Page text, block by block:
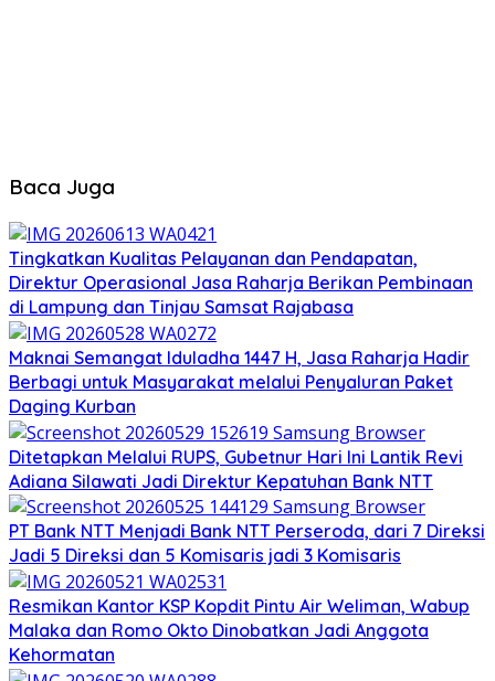
Baca Juga
Tingkatkan Kualitas Pelayanan dan Pendapatan,
Direktur Operasional Jasa Raharja Berikan Pembinaan
di Lampung dan Tinjau Samsat Rajabasa
Maknai Semangat Iduladha 1447 H, Jasa Raharja Hadir
Berbagi untuk Masyarakat melalui Penyaluran Paket
Daging Kurban
Ditetapkan Melalui RUPS, Gubetnur Hari Ini Lantik Revi
Adiana Silawati Jadi Direktur Kepatuhan Bank NTT
PT Bank NTT Menjadi Bank NTT Perseroda, dari 7 Direksi
Jadi 5 Direksi dan 5 Komisaris jadi 3 Komisaris
Resmikan Kantor KSP Kopdit Pintu Air Weliman, Wabup
Malaka dan Romo Okto Dinobatkan Jadi Anggota
Kehormatan